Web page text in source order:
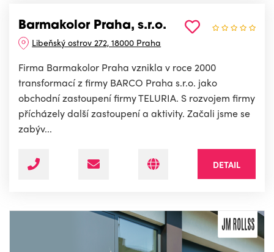
Barmakolor Praha, s.r.o.
Libeňský ostrov 272, 18000 Praha
Firma Barmakolor Praha vznikla v roce 2000
transformací z firmy BARCO Praha s.r.o. jako
obchodní zastoupení firmy TELURIA. S rozvojem firmy
přícházely další zastoupení a aktivity. Začali jsme se
zabýv...
DETAIL